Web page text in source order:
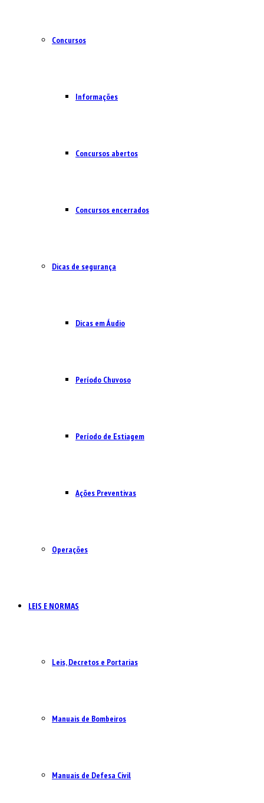
Concursos
Informações
Concursos abertos
Concursos encerrados
Dicas de segurança
Dicas em Áudio
Período Chuvoso
Período de Estiagem
Ações Preventivas
Operações
LEIS E NORMAS
Leis, Decretos e Portarias
Manuais de Bombeiros
Manuais de Defesa Civil